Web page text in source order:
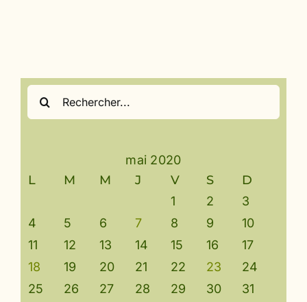
Rechercher:
mai 2020
L M M J V S D
1 2
3
4
5 6 7 8 9
10
11
12 13 14 15 16
17
18
19 20 21 22 23
24
25
26 27 28 29 30
31